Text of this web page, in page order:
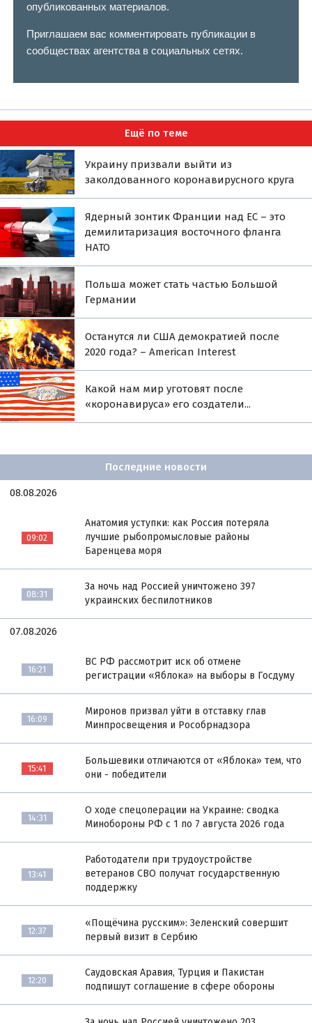
опубликованных материалов.
Приглашаем вас комментировать публикации в
сообществах агентства в социальных сетях.
Ещё по теме
Украину призвали выйти из
заколдованного коронавирусного круга
Ядерный зонтик Франции над ЕС – это
демилитаризация восточного фланга
НАТО
Польша может стать частью Большой
Германии
Останутся ли США демократией после
2020 года? – American Interest
Какой нам мир уготовят после
«коронавируса» его создатели...
Последние новости
08.08.2026
09:02
Анатомия уступки: как Россия потеряла
лучшие рыбопромысловые районы
Баренцева моря
08:31
За ночь над Россией уничтожено 397
украинских беспилотников
07.08.2026
16:21
ВС РФ рассмотрит иск об отмене
регистрации «Яблока» на выборы в Госдуму
16:09
Миронов призвал уйти в отставку глав
Минпросвещения и Рособрнадзора
15:41
Большевики отличаются от «Яблока» тем, что
они - победители
14:31
О ходе спецоперации на Украине: сводка
Минобороны РФ с 1 по 7 августа 2026 года
13:41
Работодатели при трудоустройстве
ветеранов СВО получат государственную
поддержку
12:37
«Пощёчина русским»: Зеленский совершит
первый визит в Сербию
12:20
Саудовская Аравия, Турция и Пакистан
подпишут соглашение в сфере обороны